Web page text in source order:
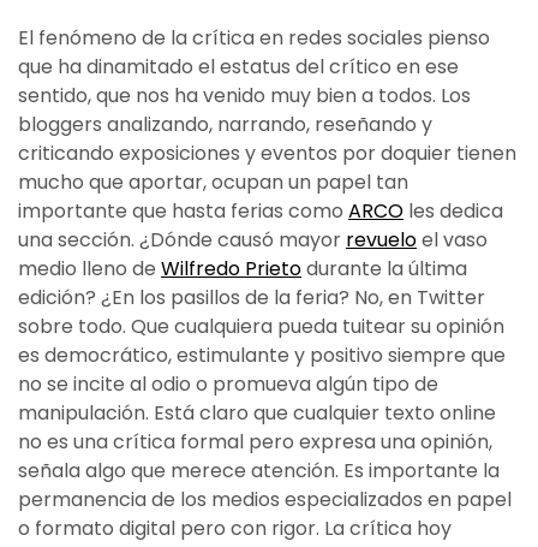
El fenómeno de la crítica en redes sociales pienso
que ha dinamitado el estatus del crítico en ese
sentido, que nos ha venido muy bien a todos. Los
bloggers analizando, narrando, reseñando y
criticando exposiciones y eventos por doquier tienen
mucho que aportar, ocupan un papel tan
importante que hasta ferias como ARCO les dedica
una sección. ¿Dónde causó mayor revueloel vaso
medio lleno de Wilfredo Prietodurante la última
edición? ¿En los pasillos de la feria? No, en Twitter
sobre todo. Que cualquiera pueda tuitear su opinión
es democrático, estimulante y positivo siempre que
no se incite al odio o promueva algún tipo de
manipulación. Está claro que cualquier texto online
no es una crítica formal pero expresa una opinión,
señala algo que merece atención. Es importante la
permanencia de los medios especializados en papel
o formato digital pero con rigor. La crítica hoy